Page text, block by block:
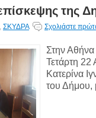
της
, ΣΚΥΔΡΑ Σχολιάστε
Στην Αθήνα
Τετάρτη
Κατερίνα
του Δήμου,